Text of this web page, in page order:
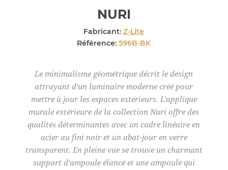
NURI
Fabricant: Z-Lite
Référence: 596B-BK
Le minimalisme géométrique décrit le design
attrayant d'un luminaire moderne créé pour
mettre à jour les espaces extérieurs. L'applique
murale extérieure de la collection Nuri offre des
qualités déterminantes avec un cadre linéaire en
acier au fini noir et un abat-jour en verre
transparent. En pleine vue se trouve un charmant
support d'ampoule élancé et une ampoule qui